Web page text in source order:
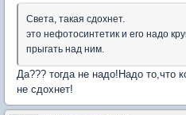
Света, такая сдохнет.
это нефотосинтетик и его надо
прыгать над ним.
Да??? тогда не надо!Надо то,что
не сдохнет!